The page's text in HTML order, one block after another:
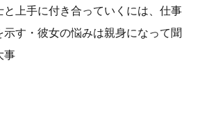
と上手に付き合っていくには、仕事
示す・彼女の悩みは親身になって聞
事